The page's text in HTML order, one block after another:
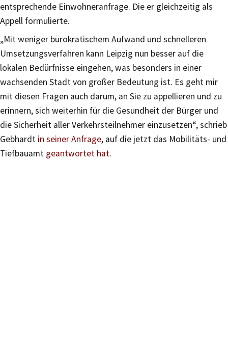
entsprechende Einwohneranfrage. Die er gleichzeitig als
Appell formulierte.
„Mit weniger bürokratischem Aufwand und schnelleren
Umsetzungsverfahren kann Leipzig nun besser auf die
lokalen Bedürfnisse eingehen, was besonders in einer
wachsenden Stadt von großer Bedeutung ist. Es geht mir
mit diesen Fragen auch darum, an Sie zu appellieren und zu
erinnern, sich weiterhin für die Gesundheit der Bürger und
die Sicherheit aller Verkehrsteilnehmer einzusetzen“, schrieb
Gebhardt in seiner Anfrage, auf die jetzt das Mobilitäts- und
Tiefbauamt geantwortet hat.